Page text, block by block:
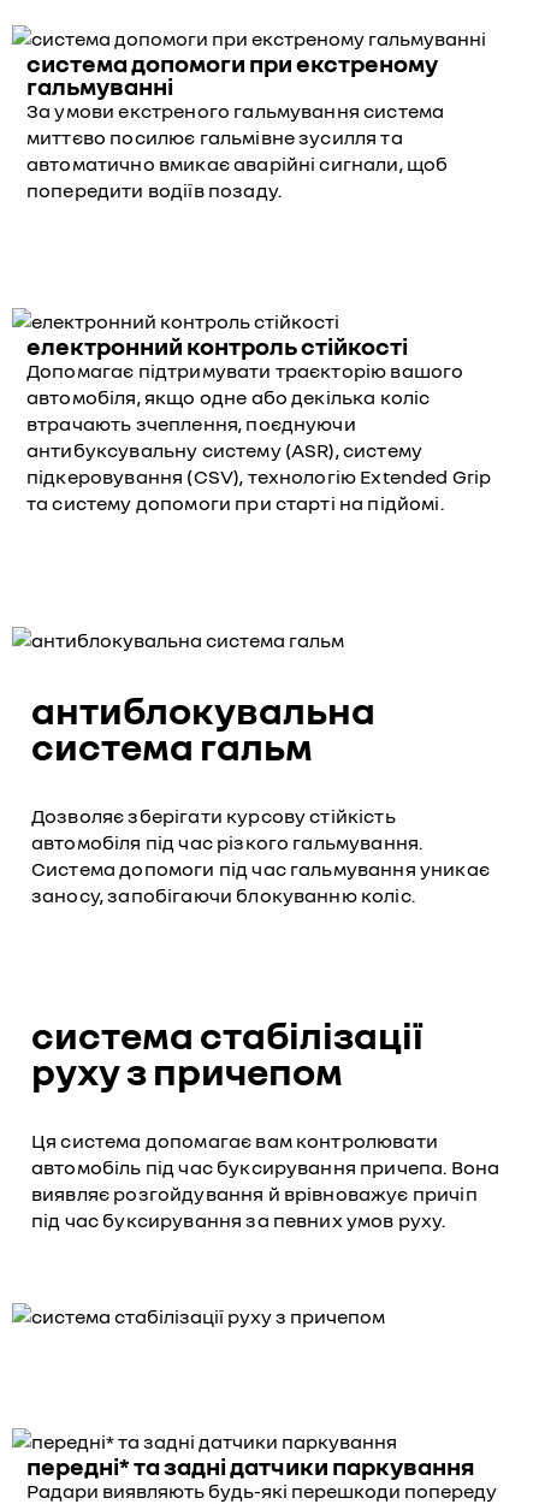
система допомоги при екстреному
гальмуванні
За умови екстреного гальмування система
миттєво посилює гальмівне зусилля та
автоматично вмикає аварійні сигнали, щоб
попередити водіїв позаду.
електронний контроль стійкості
Допомагає підтримувати траєкторію вашого
автомобіля, якщо одне або декілька коліс
втрачають зчеплення, поєднуючи
антибуксувальну систему (ASR), систему
підкеровування (CSV), технологію Extended Grip
та систему допомоги при старті на підйомі.
антиблокувальна
система гальм
Дозволяє зберігати курсову стійкість
автомобіля під час різкого гальмування.
Система допомоги під час гальмування уникає
заносу, запобігаючи блокуванню коліс.
система стабілізації
руху з причепом
Ця система допомагає вам контролювати
автомобіль під час буксирування причепа. Вона
виявляє розгойдування й врівноважує причіп
під час буксирування за певних умов руху.
передні* та задні датчики паркування
Радари виявляють будь-які перешкоди попереду